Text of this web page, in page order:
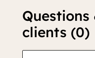
Questions
clients (0)